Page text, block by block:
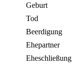
Geburt
Tod
Beerdigung
Ehepartner
Eheschließung